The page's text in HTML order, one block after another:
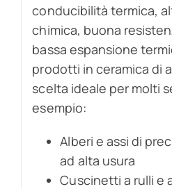
conducibilità termica,
chimica, buona
bassa espansione
prodotti in ceramica di
scelta ideale per molti
esempio:
Alberi e assi di
ad alta usura
Cuscinetti a rulli e